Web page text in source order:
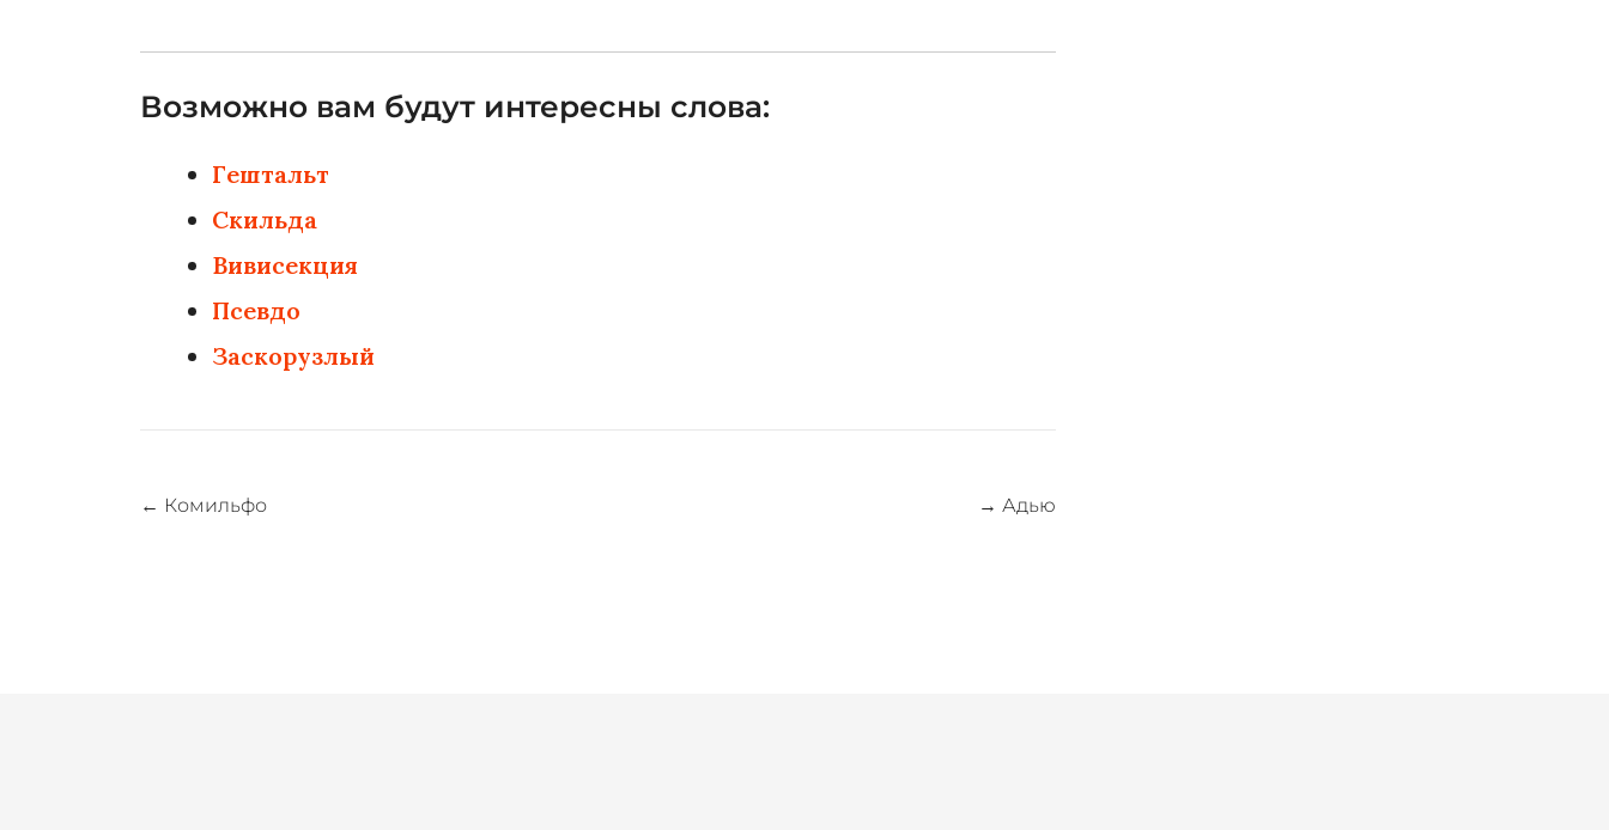
Возможно вам будут интересны слова:
Гештальт
Скильда
Вивисекция
Псевдо
Заскорузлый
Навигация
← Комильфо → Адью